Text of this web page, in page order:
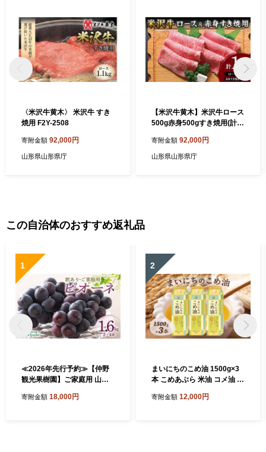
〈米沢牛黄木〉 米沢牛 すき
焼用 F2Y-2508
寄附金額 92,000円
山形県山形県庁
【米沢牛黄木】米沢牛ロース
500g赤身500gすき焼用(計1
寄附金額 92,000円
山形県山形県庁
この自治体のおすすめ返礼品
1
≪2026年先行予約≫【仲野
観光果樹園】ご家庭用 山形
種無し ぶどう 2026年8月下
寄附金額 18,000円
2
まいにちのこめ油 1500g×3
本 こめあぶら 米油 コメ油 揚
用油 食用オイル 調理油 油 食
寄附金額 12,000円